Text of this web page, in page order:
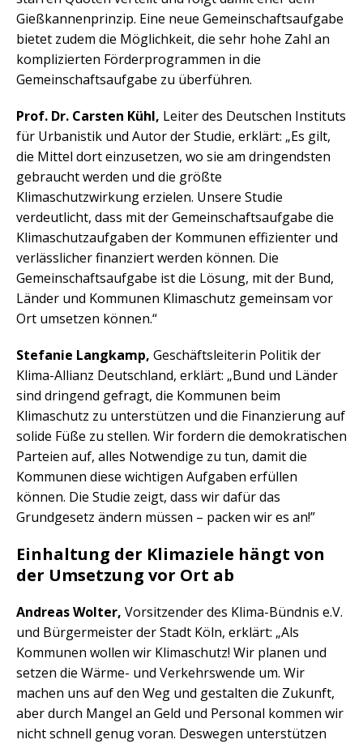
Gießkannenprinzip. Eine neue Gemeinschaftsaufgabe
bietet zudem die Möglichkeit, die sehr hohe Zahl an
komplizierten Förderprogrammen in die
Gemeinschaftsaufgabe zu überführen.
Prof. Dr. Carsten Kühl, Leiter des Deutschen Instituts
für Urbanistik und Autor der Studie, erklärt: „Es gilt,
die Mittel dort einzusetzen, wo sie am dringendsten
gebraucht werden und die größte
Klimaschutzwirkung erzielen. Unsere Studie
verdeutlicht, dass mit der Gemeinschaftsaufgabe die
Klimaschutzaufgaben der Kommunen effizienter und
verlässlicher finanziert werden können. Die
Gemeinschaftsaufgabe ist die Lösung, mit der Bund,
Länder und Kommunen Klimaschutz gemeinsam vor
Ort umsetzen können.“
Stefanie Langkamp, Geschäftsleiterin Politik der
Klima-Allianz Deutschland, erklärt: „Bund und Länder
sind dringend gefragt, die Kommunen beim
Klimaschutz zu unterstützen und die Finanzierung auf
solide Füße zu stellen. Wir fordern die demokratischen
Parteien auf, alles Notwendige zu tun, damit die
Kommunen diese wichtigen Aufgaben erfüllen
können. Die Studie zeigt, dass wir dafür das
Grundgesetz ändern müssen – packen wir es an!”
Einhaltung der Klimaziele hängt von
der Umsetzung vor Ort ab
Andreas Wolter, Vorsitzender des Klima-Bündnis e.V.
und Bürgermeister der Stadt Köln, erklärt: „Als
Kommunen wollen wir Klimaschutz! Wir planen und
setzen die Wärme- und Verkehrswende um. Wir
machen uns auf den Weg und gestalten die Zukunft,
aber durch Mangel an Geld und Personal kommen wir
nicht schnell genug voran. Deswegen unterstützen